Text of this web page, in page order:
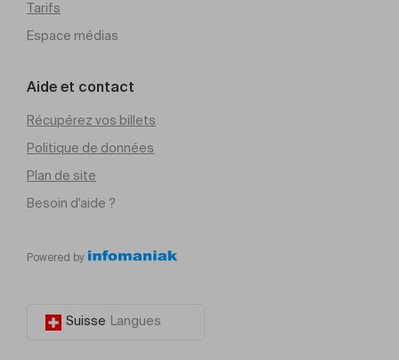
Tarifs
Espace médias
Aide et contact
Récupérez vos billets
Politique de données
Plan de site
Besoin d'aide ?
Powered by
Suisse Langues